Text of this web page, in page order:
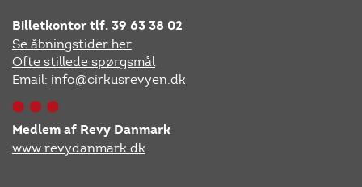
Billetkontor tlf. 39 63 38 02
Se åbningstider her
Ofte stillede spørgsmål
Email: info@cirkusrevyen.dk
Medlem af Revy Danmark
www.revydanmark.dk